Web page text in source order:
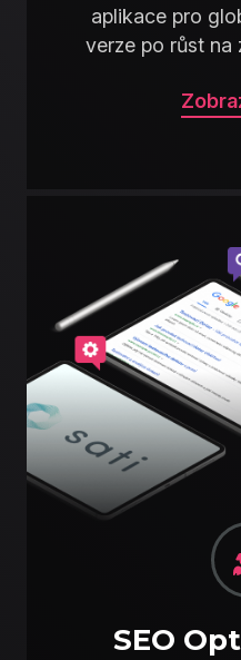
aplikace pro
verze po růst na
SEO